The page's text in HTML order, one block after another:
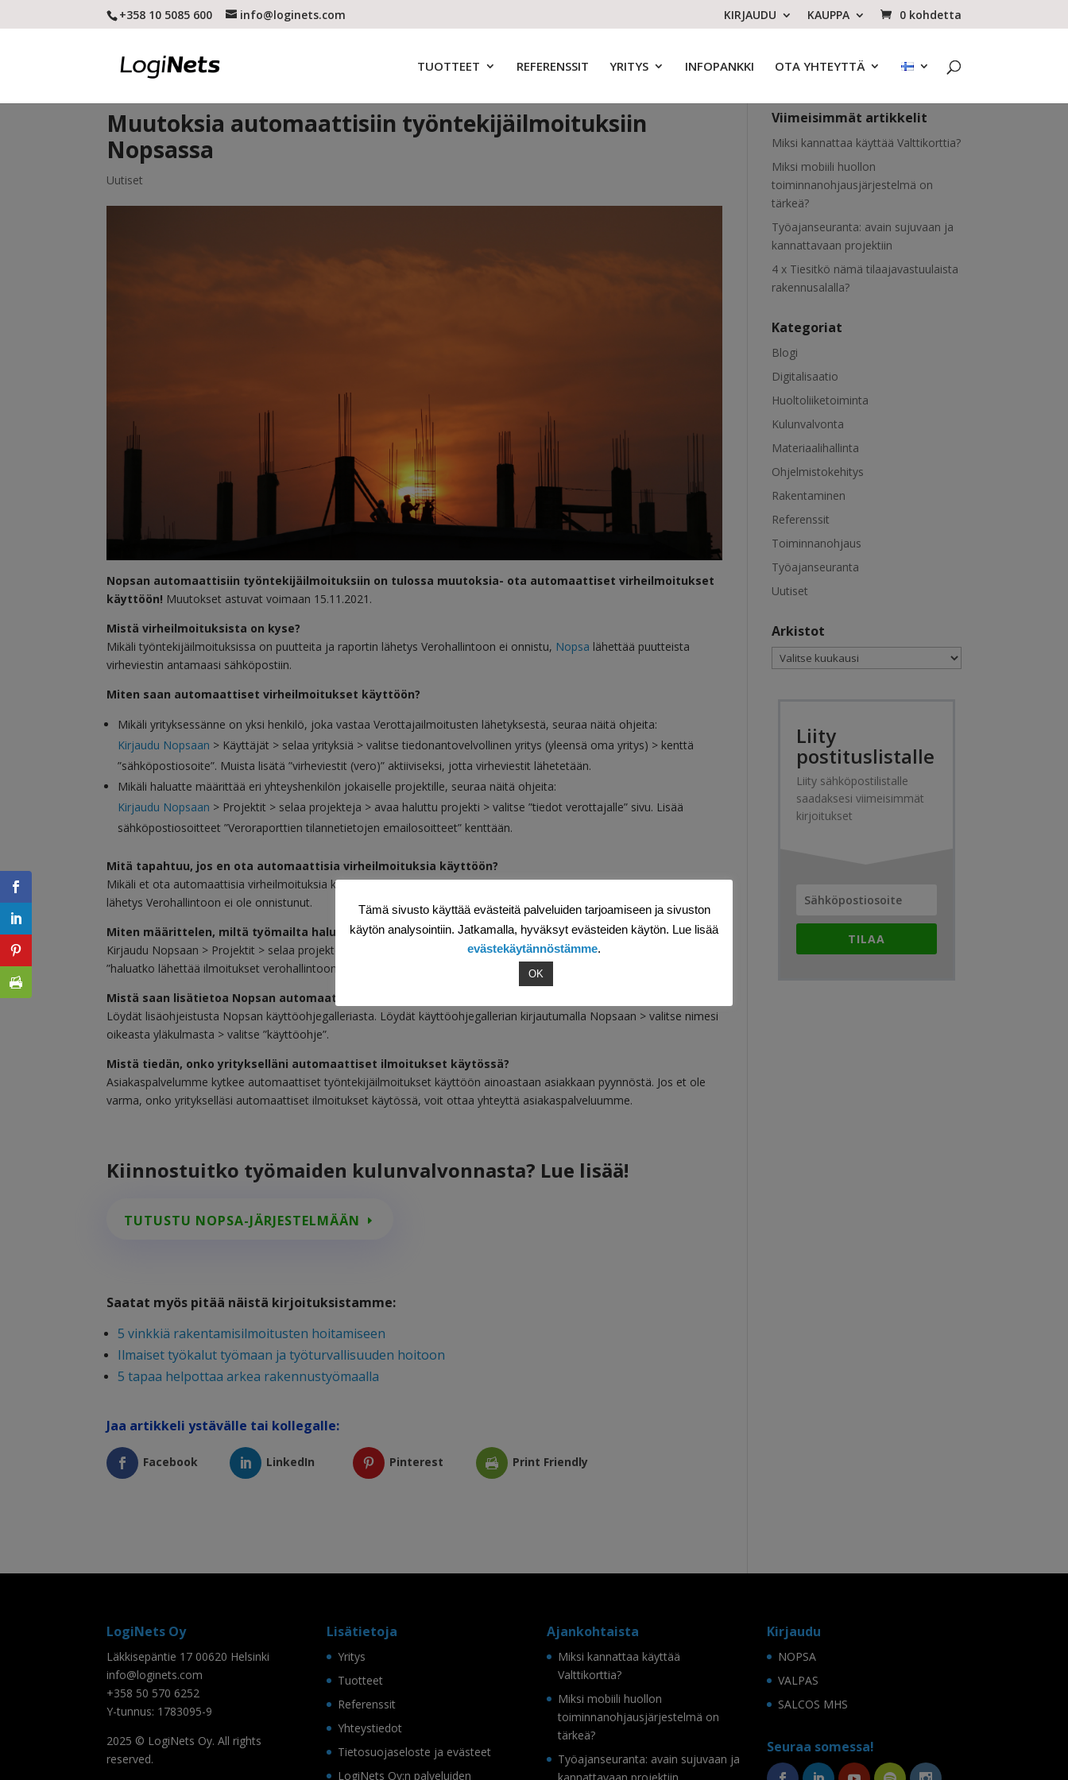
+358 10 5085 600 info@loginets.com KIRJAUDU KAUPPA 0 kohdetta
TUOTTEET REFERENSSIT YRITYS INFOPANKKI OTA YHTEYTTÄ
Muutoksia automaattisiin työntekijäilmoituksiin
Nopsassa
Uutiset
Nopsan automaattisiin työntekijäilmoituksiin on tulossa muutoksia- ota automaattiset virheilmoitukset
käyttöön! Muutokset astuvat voimaan 15.11.2021.
Mistä virheilmoituksista on kyse?
Mikäli työntekijäilmoituksissa on puutteita ja raportin lähetys Verohallintoon ei onnistu, Nopsa lähettää puutteista
virheviestin antamaasi sähköpostiin.
Miten saan automaattiset virheilmoitukset käyttöön?
Mikäli yrityksessänne on yksi henkilö, joka vastaa Verottajailmoitusten lähetyksestä, seuraa näitä ohjeita:
Kirjaudu Nopsaan > Käyttäjät > selaa yrityksiä > valitse tiedonantovelvollinen yritys (yleensä oma yritys) > kenttä
”sähköpostiosoite”. Muista lisätä ”virheviestit (vero)” aktiiviseksi, jotta virheviestit lähetetään.
Mikäli haluatte määrittää eri yhteyshenkilön jokaiselle projektille, seuraa näitä ohjeita:
Kirjaudu Nopsaan > Projektit > selaa projekteja > avaa haluttu projekti > valitse ”tiedot verottajalle” sivu. Lisää
sähköpostiosoitteet ”Veroraporttien tilannetietojen emailosoitteet” kenttään.
Mitä tapahtuu, jos en ota automaattisia virheilmoituksia käyttöön?
Mikäli et ota automaattisia virheilmoituksia käyttöönne, sinulle ei tule tietoa sähköpostiin, mikäli raportin luonti ja
lähetys Verohallintoon ei ole onnistunut.
Miten määrittelen, miltä työmailta haluan lähettää ilmoituksia Verohallintoon?
Kirjaudu Nopsaan > Projektit > selaa projekteja > avaa haluttu projekti > valitse ”tiedot verottajalle” sivu > valitse täppä
”haluatko lähettää ilmoitukset verohallintoon?”
Mistä saan lisätietoa Nopsan automaattisista työntekijäilmoituksista Verohallintoon?
Löydät lisäohjeistusta Nopsan käyttöohjegalleriasta. Löydät käyttöohjegallerian kirjautumalla Nopsaan > valitse nimesi
oikeasta yläkulmasta > valitse ”käyttöohje”.
Mistä tiedän, onko yritykselläni automaattiset ilmoitukset käytössä?
Asiakaspalvelumme kytkee automaattiset työntekijäilmoitukset käyttöön ainoastaan asiakkaan pyynnöstä. Jos et ole
varma, onko yritykselläsi automaattiset ilmoitukset käytössä, voit ottaa yhteyttä asiakaspalveluumme.
Kiinnostuitko työmaiden kulunvalvonnasta? Lue lisää!
TUTUSTU NOPSA-JÄRJESTELMÄÄN
Saatat myös pitää näistä kirjoituksistamme:
5 vinkkiä rakentamisilmoitusten hoitamiseen
Ilmaiset työkalut työmaan ja työturvallisuuden hoitoon
5 tapaa helpottaa arkea rakennustyömaalla
Jaa artikkeli ystävälle tai kollegalle:
Facebook LinkedIn Pinterest Print Friendly
Viimeisimmät artikkelit
Miksi kannattaa käyttää Valttikorttia?
Miksi mobiili huollon
toiminnanohjausjärjestelmä on
tärkeä?
Työajanseuranta: avain sujuvaan ja
kannattavaan projektiin
4 x Tiesitkö nämä tilaajavastuulaista
rakennusalalla?
Kategoriat
Blogi
Digitalisaatio
Huoltoliiketoiminta
Kulunvalvonta
Materiaalihallinta
Ohjelmistokehitys
Rakentaminen
Referenssit
Toiminnanohjaus
Työajanseuranta
Uutiset
Arkistot
Arkistot
Liity
postituslistalle
Liity sähköpostilistalle
saadaksesi viimeisimmät
kirjoitukset
TILAA
LogiNets Oy
Läkkisepäntie 17 00620 Helsinki
info@loginets.com
+358 50 570 6252
Y-tunnus: 1783095-9
2025 © LogiNets Oy. All rights
reserved.
Lisätietoja
Yritys
Tuotteet
Referenssit
Yhteystiedot
Tietosuojaseloste ja evästeet
LogiNets Oy:n palveluiden
Ajankohtaista
Miksi kannattaa käyttää
Valttikorttia?
Miksi mobiili huollon
toiminnanohjausjärjestelmä on
tärkeä?
Työajanseuranta: avain sujuvaan ja
Kirjaudu
NOPSA
VALPAS
SALCOS MHS
Seuraa somessa!
Tämä sivusto käyttää evästeitä palveluiden tarjoamiseen ja sivuston
käytön analysointiin. Jatkamalla, hyväksyt evästeiden käytön. Lue lisää
evästekäytännöstämme.
OK